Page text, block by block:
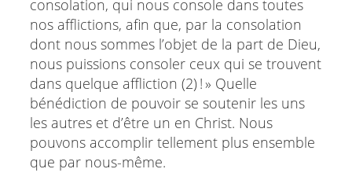
consolation, qui nous console dans toutes
nos afflictions, afin que, par la consolation
dont nous sommes l’objet de la part de Dieu,
nous puissions consoler ceux qui se trouvent
dans quelque affliction (2) ! » Quelle
bénédiction de pouvoir se soutenir les uns
les autres et d’être un en Christ. Nous
pouvons accomplir tellement plus ensemble
que par nous-même.